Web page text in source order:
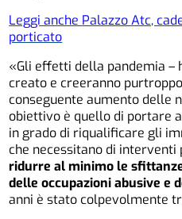
Leggi anche Palazzo Atc,
porticato
«Gli effetti della pandemia –
creato e creeranno
conseguente aumento delle
obiettivo è quello di portare
in grado di riqualificare gli
che necessitano di interventi
ridurre al minimo le
delle occupazioni abusive e
anni è stato colpevolmente